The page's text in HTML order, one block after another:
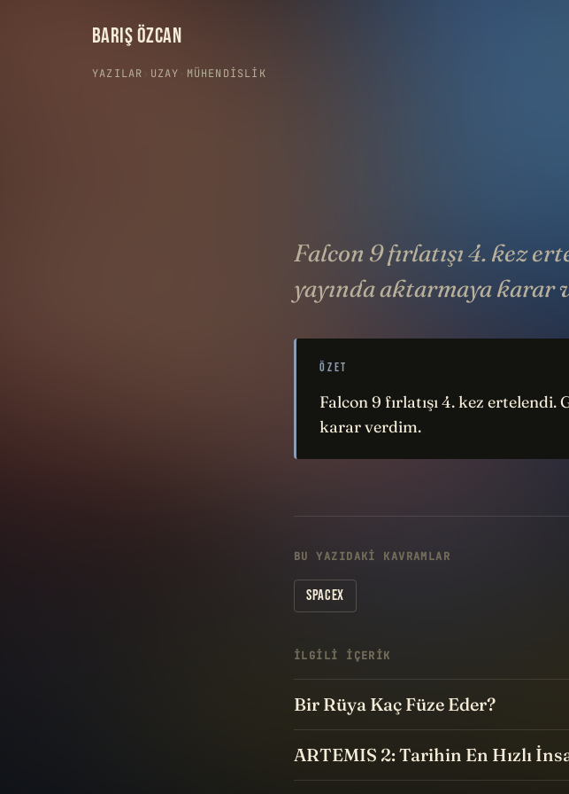
BARIŞ ÖZCAN
YAZILAR UZAY MÜHENDISLIK
Falcon 9 fırlatışı 4. kez
yayında aktarmaya karar
ÖZET
Falcon 9 fırlatışı 4. kez
karar verdim.
BU YAZIDAKI KAVRAMLAR
SPACEX
İLGILI IÇERIK
Bir Rüya Kaç Füze Eder?
ARTEMIS 2: Tarihin En Hızlı